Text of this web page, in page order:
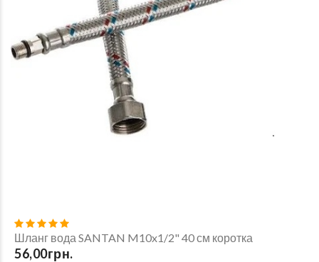
Шланг вода SANTAN M10x1/2" 40 см коротка
56,00грн.